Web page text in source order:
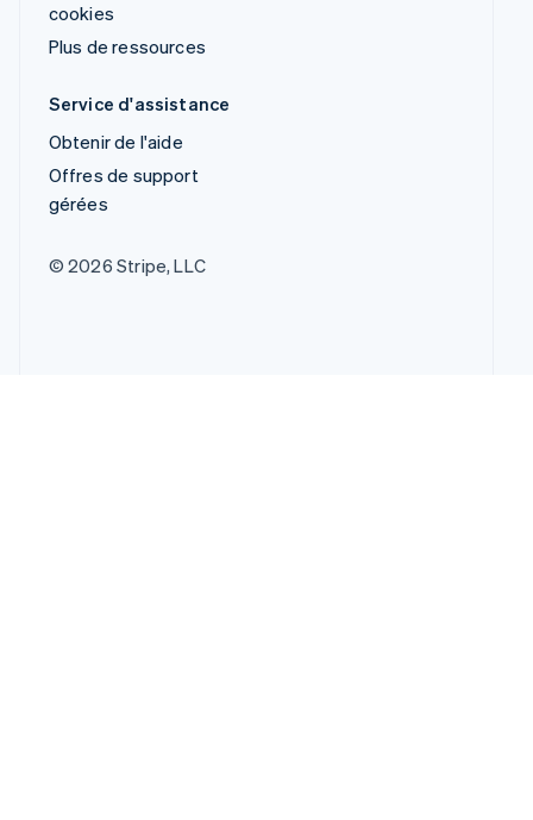
cookies
Plus de ressources
Service d'assistance
Obtenir de l'aide
Offres de support
gérées
© 2026 Stripe, LLC